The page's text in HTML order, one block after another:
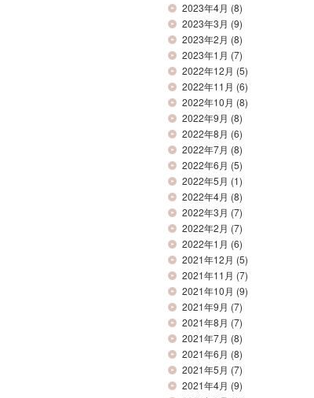
2023年4月 (8)
2023年3月 (9)
2023年2月 (8)
2023年1月 (7)
2022年12月 (5)
2022年11月 (6)
2022年10月 (8)
2022年9月 (8)
2022年8月 (6)
2022年7月 (8)
2022年6月 (5)
2022年5月 (1)
2022年4月 (8)
2022年3月 (7)
2022年2月 (7)
2022年1月 (6)
2021年12月 (5)
2021年11月 (7)
2021年10月 (9)
2021年9月 (7)
2021年8月 (7)
2021年7月 (8)
2021年6月 (8)
2021年5月 (7)
2021年4月 (9)